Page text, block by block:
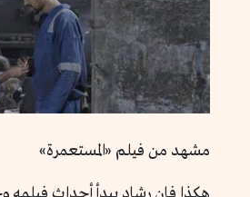
مشهد من فيلم «المستعمرة»